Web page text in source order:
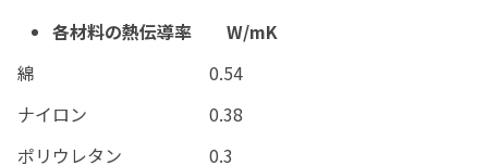
各材料の熱伝導率 W/mK
綿 0.54
ナイロン 0.38
ポリウレタン 0.3